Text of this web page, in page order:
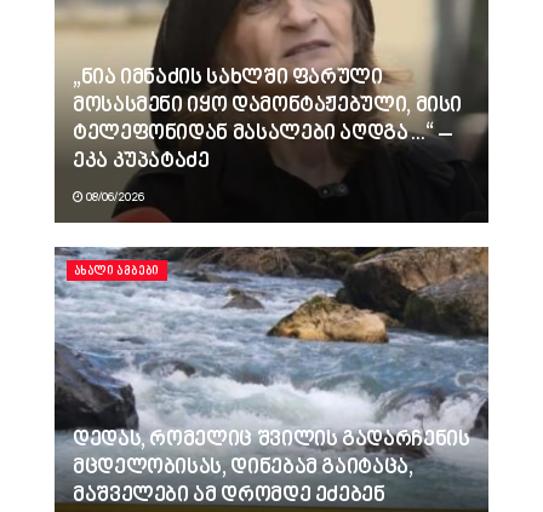
„ნია იმნაძის სახლში ფარული
მოსასმენი იყო დამონტაჟებული, მისი
ტელეფონიდან მასალები აღდგა…“ –
ეკა კუპატაძე
08/06/2026
ᲐᲮᲐᲚᲘ ᲐᲛᲑᲔᲑᲘ
დედას, რომელიც შვილის გადარჩენის
მცდელობისას, დინებამ გაიტაცა,
მაშველები ამ დრომდე ეძებენ